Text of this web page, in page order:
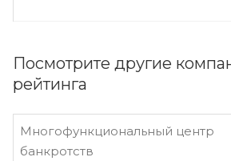
Посмотрите другие
рейтинга
Многофункциональный центр
банкротств